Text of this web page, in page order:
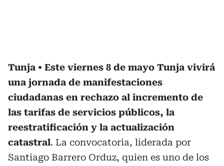
Tunja
Este viernes 8 de mayo Tunja vivirá
una jornada de manifestaciones
ciudadanas en rechazo al incremento de
las tarifas de servicios públicos, la
reestratificación y la actualización
catastral. La convocatoria, liderada por
Santiago Barrero Orduz, quien es uno de los